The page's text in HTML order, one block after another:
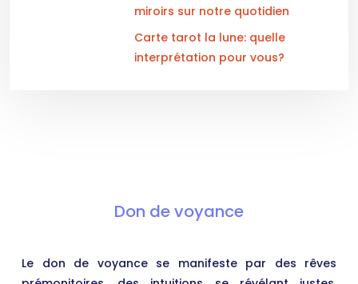
miroirs sur notre quotidien
Carte tarot la lune: quelle
interprétation pour vous?
Don de voyance
Le don de voyance se manifeste par des rêves